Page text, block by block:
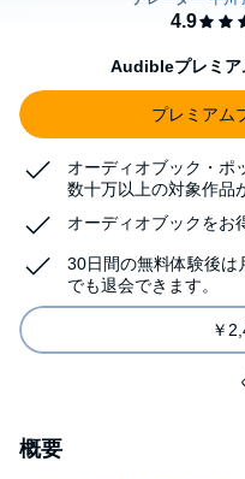
Audibleプレミア
プレミアム
オーディオブック・ポ
数十万以上の対象作品
オーディオブックをお
30日間の無料体験後は
でも退会できます。
￥
概要